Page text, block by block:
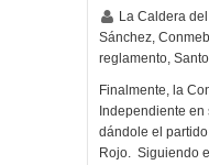
La Caldera
Sánchez,
reglamento,
Finalmente, la
Independiente
dándole el
Rojo. Siguiendo